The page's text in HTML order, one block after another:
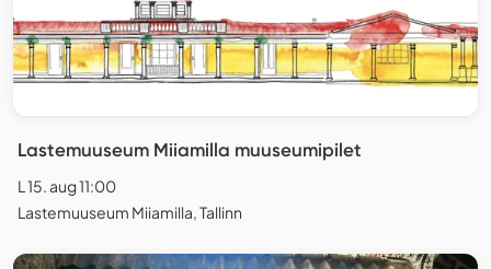
Lastemuuseum Miiamilla muuseumipilet
L 15. aug 11:00
Lastemuuseum Miiamilla, Tallinn